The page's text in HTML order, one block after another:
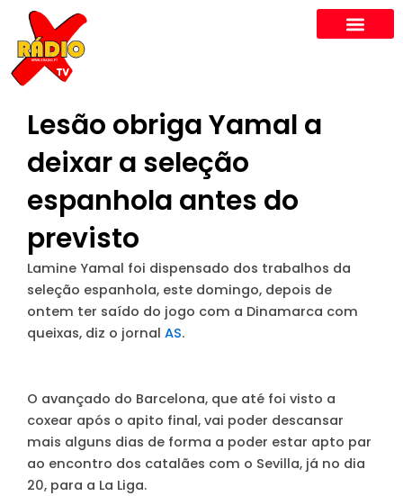
content
Lesão obriga Yamal a
deixar a seleção
espanhola antes do
previsto
Lamine Yamal foi dispensado dos trabalhos da
seleção espanhola, este domingo, depois de
ontem ter saído do jogo com a Dinamarca com
queixas, diz o jornal AS.
O avançado do Barcelona, que até foi visto a
coxear após o apito final, vai poder descansar
mais alguns dias de forma a poder estar apto par
ao encontro dos catalães com o Sevilla, já no dia
20, para a La Liga.